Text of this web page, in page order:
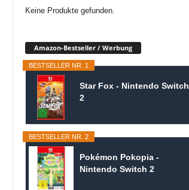
Keine Produkte gefunden.
Amazon-Bestseller / Werbung
BESTSELLER NR. 1
Star Fox - Nintendo Switch
2
BESTSELLER NR. 2
Pokémon Pokopia -
Nintendo Switch 2